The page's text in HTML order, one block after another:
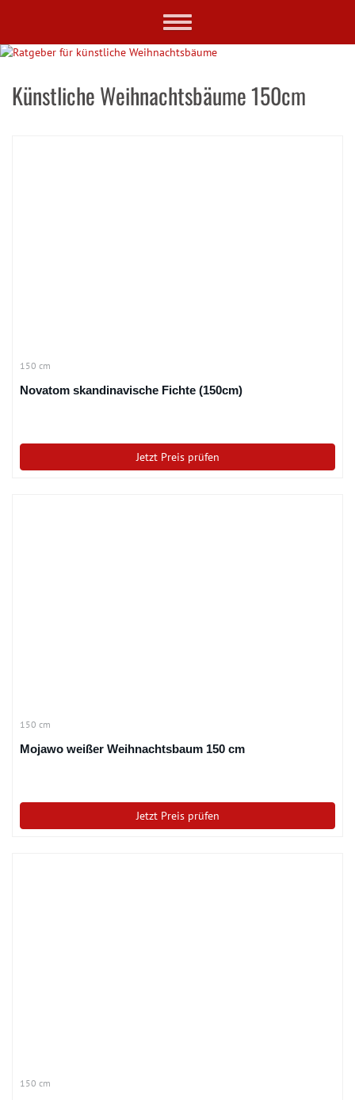
content
Toggle
Künstliche Weihnachtsbäume 150cm
150 cm
Novatom skandinavische Fichte (150cm)
Jetzt Preis prüfen
150 cm
Mojawo weißer Weihnachtsbaum 150 cm
Jetzt Preis prüfen
150 cm